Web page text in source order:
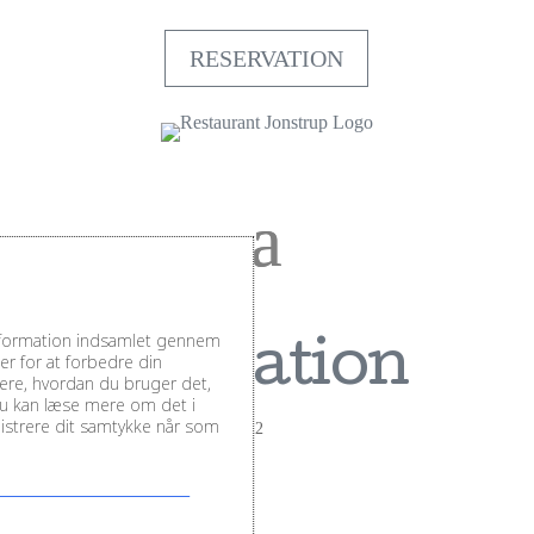
RESERVATION
Destination
afTeamJonstrup|apr 28, 2022
indsamlet gennem
for at forbedre din
hvordan du bruger det,
kan læse mere om det i
dit samtykke når som